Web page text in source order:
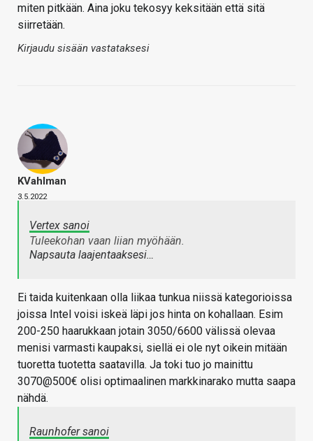
miten pitkään. Aina joku tekosyy keksitään että sitä
siirretään.
Kirjaudu sisään vastataksesi
KVahlman
3.5.2022
Vertex sanoi
Tuleekohan vaan liian myöhään.
Napsauta laajentaaksesi…
Ei taida kuitenkaan olla liikaa tunkua niissä kategorioissa
joissa Intel voisi iskeä läpi jos hinta on kohallaan. Esim
200-250 haarukkaan jotain 3050/6600 välissä olevaa
menisi varmasti kaupaksi, siellä ei ole nyt oikein mitään
tuoretta tuotetta saatavilla. Ja toki tuo jo mainittu
3070@500€ olisi optimaalinen markkinarako mutta saapa
nähdä.
Raunhofer sanoi